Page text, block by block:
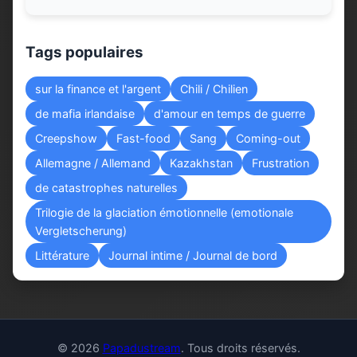
Tags populaires
sur la finance et l'argent
Chili / Chilien
de mafia irlandaise
d'amour en temps de guerre
Creepshow
Fast-food Sang
Coming-out
Allemagne / Allemand
Kazakhstan
Frustration
de catastrophes naturelles
Trilogie de la glaciation émotionnelle (emotionale
Vergletscherung)
Littérature
Journal intime / Journal de bord
© 2026 Papadustream. Tous droits réservés.